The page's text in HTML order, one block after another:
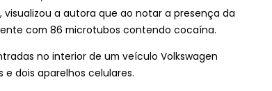
a autora que ao notar a presença da
com 86 microtubos contendo cocaína.
no interior de um veículo Volkswagen
e dois aparelhos celulares.